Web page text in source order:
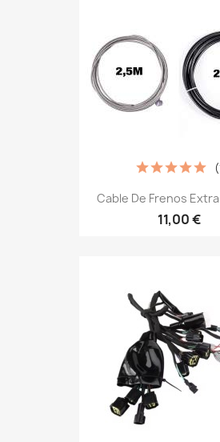
Cable De Frenos
11,00 €